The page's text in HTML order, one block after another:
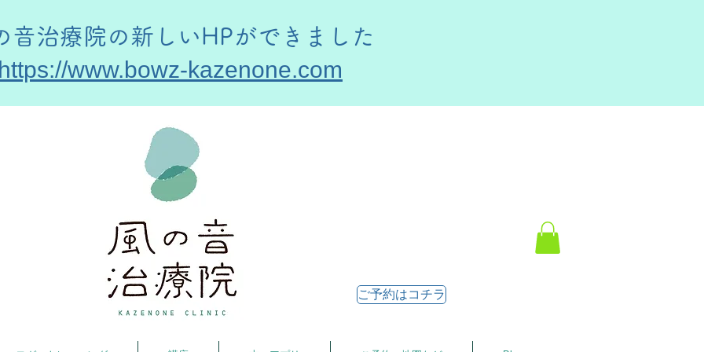
音治療院の新しいHPができました
www.bowz-kazenone.com
ご予約はコチラ